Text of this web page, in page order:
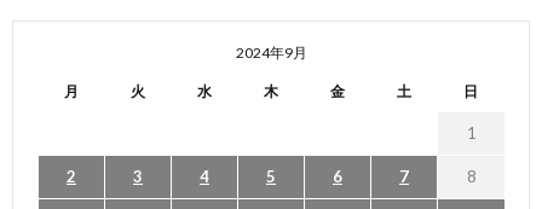
2024年9月
月 火 水 木 金 土 日
1
2 3 4 5 6 7 8